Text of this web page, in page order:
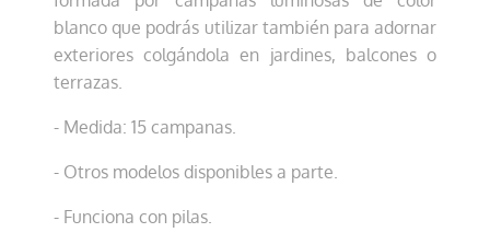
blanco que podrás utilizar también para adornar
exteriores colgándola en jardines, balcones o
terrazas.
- Medida: 15 campanas.
- Otros modelos disponibles a parte.
- Funciona con pilas.